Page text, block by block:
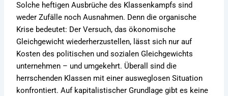
Solche heftigen Ausbrüche des Klassenkampfs sind
weder Zufälle noch Ausnahmen. Denn die organische
Krise bedeutet: Der Versuch, das ökonomische
Gleichgewicht wiederherzustellen, lässt sich nur auf
Kosten des politischen und sozialen Gleichgewichts
unternehmen – und umgekehrt. Überall sind die
herrschenden Klassen mit einer ausweglosen Situation
konfrontiert. Auf kapitalistischer Grundlage gibt es keine